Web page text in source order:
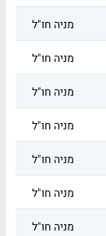
מניה חו"ל
מניה חו"ל
מניה חו"ל
מניה חו"ל
מניה חו"ל
מניה חו"ל
מניה חו"ל